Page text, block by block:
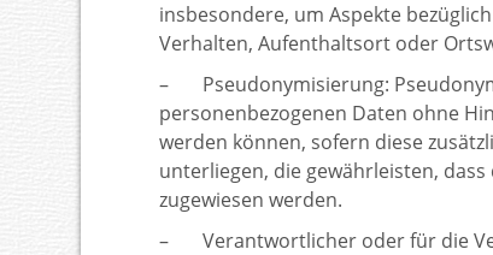
insbesondere, um Aspekte
Verhalten, Aufenthaltsort oder
– Pseudonymisierung:
personenbezogenen Daten ohne
werden können, sofern diese
unterliegen, die gewährleisten,
zugewiesen werden.
– Verantwortlicher oder für die